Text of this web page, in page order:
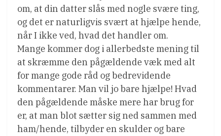
om, at din datter slås med nogle svære ting,
og det er naturligvis svært at hjælpe hende,
når I ikke ved, hvad det handler om.
Mange kommer dog i allerbedste mening til
at skræmme den pågældende væk med alt
for mange gode råd og bedrevidende
kommentarer. Man vil jo bare hjælpe! Hvad
den pågældende måske mere har brug for
er, at man blot sætter sig ned sammen med
ham/hende, tilbyder en skulder og bare